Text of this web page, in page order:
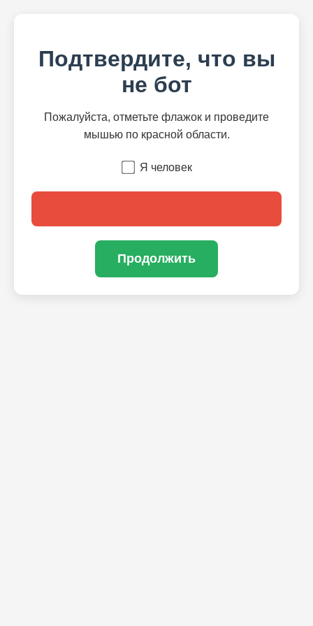
Подтвердите, что вы
не бот
Пожалуйста, отметьте флажок и проведите
мышью по красной области.
Я человек
Продолжить